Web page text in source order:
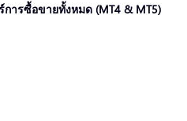
การซื้อขายทั้งหมด (MT4 & MT5)